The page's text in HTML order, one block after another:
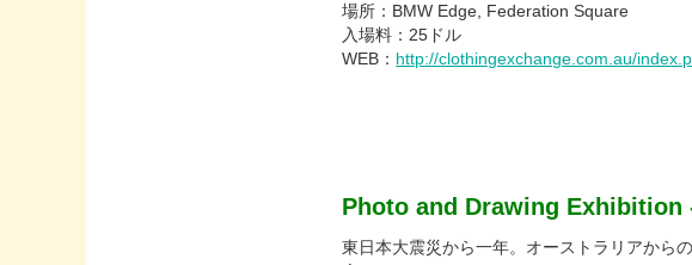
場所：BMW Edge, Federation Square
入場料：25ドル
WEB： http://clothingexchange.com.au/
Photo and Drawing Exhibition
東日本大震災から一年。オーストラリアから